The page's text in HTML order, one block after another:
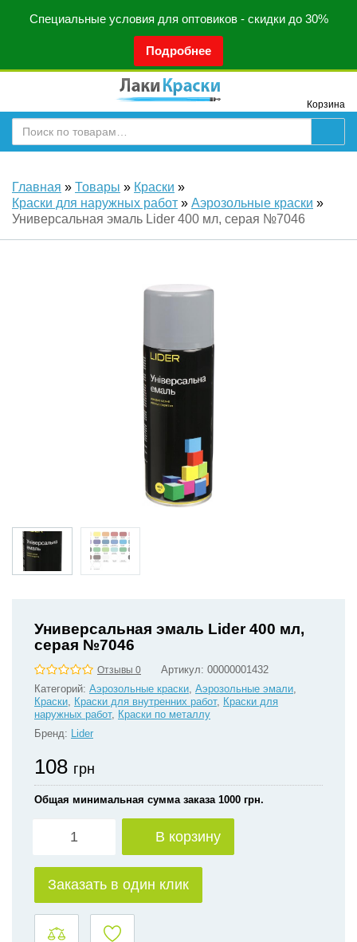
Специальные условия для оптовиков - скидки до 30%
Подробнее
Корзина
Главная » Товары » Краски »
Краски для наружных работ » Аэрозольные краски »
Универсальная эмаль Lider 400 мл, серая №7046
Универсальная эмаль Lider 400 мл,
серая №7046
Отзывы 0 Артикул: 00000001432
Категорий: Аэрозольные краски, Аэрозольные эмали,
Краски, Краски для внутренних работ, Краски для
наружных работ, Краски по металлу
Бренд: Lider
108 грн
Общая минимальная сумма заказа 1000 грн.
В корзину
Заказать в один клик